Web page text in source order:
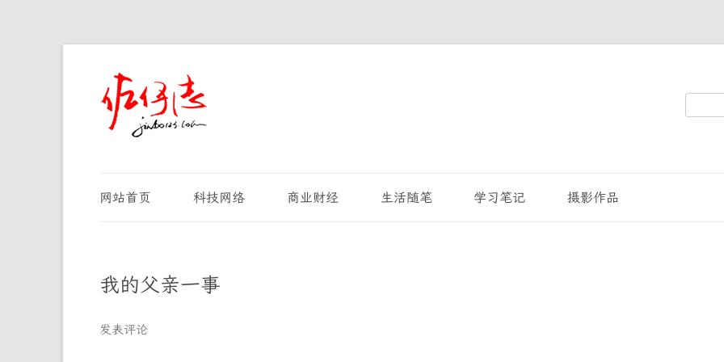
搜
网站首页 科技网络 商业财经 生活随笔 学习笔记 摄影作品
我的父亲一事
发表评论